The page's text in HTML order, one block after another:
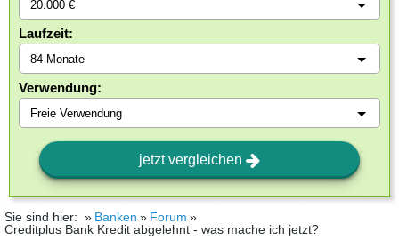
Laufzeit:
Verwendung:
jetzt vergleichen
Sie sind hier: Banken
Forum
Creditplus Bank Kredit abgelehnt - was mache ich jetzt?